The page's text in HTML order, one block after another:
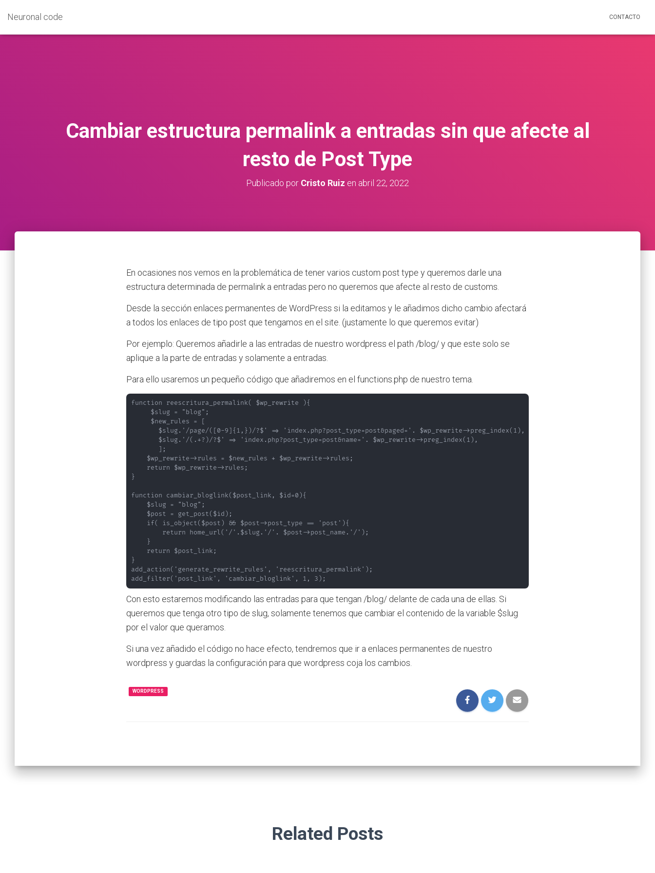
Neuronal code CONTACTO
Cambiar estructura permalink a entradas sin que afecte al
resto de Post Type
Publicado por Cristo Ruiz en abril 22, 2022
En ocasiones nos vemos en la problemática de tener varios custom post type y queremos darle una
estructura determinada de permalink a entradas pero no queremos que afecte al resto de customs.
Desde la sección enlaces permanentes de WordPress si la editamos y le añadimos dicho cambio afectará
a todos los enlaces de tipo post que tengamos en el site. (justamente lo que queremos evitar)
Por ejemplo: Queremos añadirle a las entradas de nuestro wordpress el path /blog/ y que este solo se
aplique a la parte de entradas y solamente a entradas.
Para ello usaremos un pequeño código que añadiremos en el functions.php de nuestro tema.
function reescritura_permalink( $wp_rewrite ){
     $slug = "blog";
     $new_rules = [
       $slug.'/page/([0-9]{1,})/?$' => 'index.php?post_type=post&paged='. $wp_rewrite->preg_index(1),
       $slug.'/(.+?)/?$' => 'index.php?post_type=post&name='. $wp_rewrite->preg_index(1),
       ];
    $wp_rewrite->rules = $new_rules + $wp_rewrite->rules;
    return $wp_rewrite->rules;
}
function cambiar_bloglink($post_link, $id=0){
    $slug = "blog";
    $post = get_post($id);
    if( is_object($post) && $post->post_type == 'post'){
        return home_url('/'.$slug.'/'. $post->post_name.'/');
    }
    return $post_link;
}
add_action('generate_rewrite_rules', 'reescritura_permalink');
add_filter('post_link', 'cambiar_bloglink', 1, 3);
Con esto estaremos modificando las entradas para que tengan /blog/ delante de cada una de ellas. Si
queremos que tenga otro tipo de slug, solamente tenemos que cambiar el contenido de la variable $slug
por el valor que queramos.
Si una vez añadido el código no hace efecto, tendremos que ir a enlaces permanentes de nuestro
wordpress y guardas la configuración para que wordpress coja los cambios.
WORDPRESS
Related Posts